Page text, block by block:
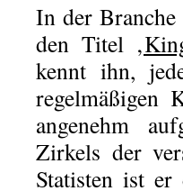
In der Branche
den Titel
kennt ihn,
regelmäßigen
angenehm
Zirkels der
Statisten ist er